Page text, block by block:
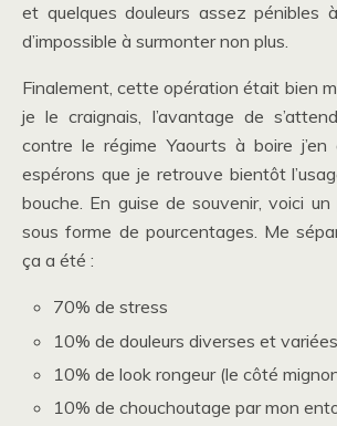
et quelques douleurs assez pénibles
d’impossible à surmonter non plus.
Finalement, cette opération était bien
je le craignais, l’avantage de
contre le régime Yaourts à boire j’en
espérons que je retrouve bientôt
bouche. En guise de souvenir, voici
sous forme de pourcentages. Me
ça a été :
70% de stress
10% de douleurs diverses et variées
10% de look rongeur (le côté
10% de chouchoutage par mon